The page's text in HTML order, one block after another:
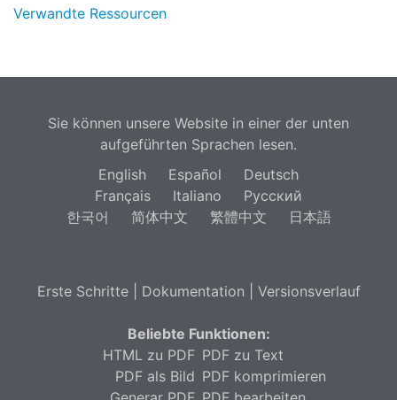
Verwandte Ressourcen
Sie können unsere Website in einer der unten
aufgeführten Sprachen lesen.
English
Español
Deutsch
Français
Italiano
Русский
한국어
简体中文 繁體中文 日本語
Erste Schritte| Dokumentation Versionsverlauf
Beliebte Funktionen:
HTML zu PDF
PDF als Bild
PDF zu Text
PDF komprimieren